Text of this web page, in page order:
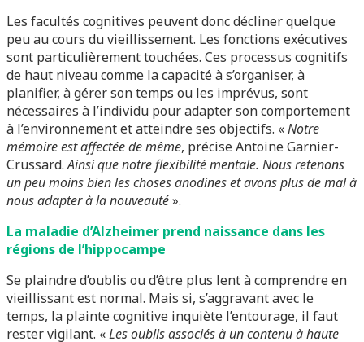
Les facultés cognitives peuvent donc décliner quelque
peu au cours du vieillissement. Les fonctions exécutives
sont particulièrement touchées. Ces processus cognitifs
de haut niveau comme la capacité à s’organiser, à
planifier, à gérer son temps ou les imprévus, sont
nécessaires à l’individu pour adapter son comportement
à l’environnement et atteindre ses objectifs. «Notre
mémoire est affectée de même, précise Antoine Garnier-
Crussard.Ainsi que notre flexibilité mentale. Nous retenons
un peu moins bien les choses anodines et avons plus de mal à
nous adapter à la nouveauté».
La maladie d’Alzheimer prend naissance dans les
régions de l’hippocampe
Se plaindre d’oublis ou d’être plus lent à comprendre en
vieillissant est normal. Mais si, s’aggravant avec le
temps, la plainte cognitive inquiète l’entourage, il faut
rester vigilant. «Les oublis associés à un contenu à haute